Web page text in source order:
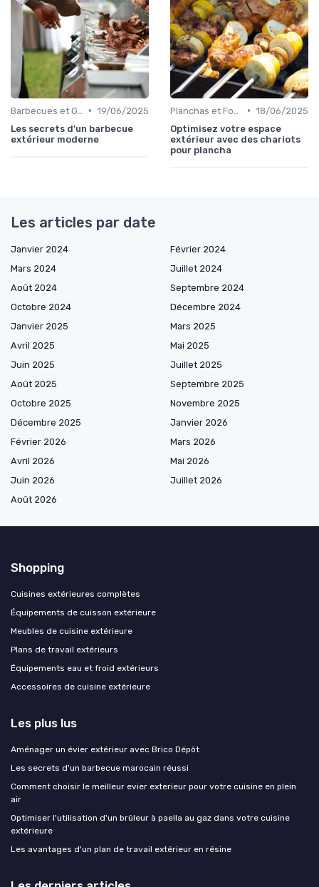
• 19/06/2025
Les secrets d'un barbecue
extérieur moderne
• 18/06/2025
Optimisez votre espace
extérieur avec des chariots
pour plancha
Les articles par date
Janvier 2024
Février 2024
Mars 2024
Juillet 2024
Août 2024
Septembre 2024
Octobre 2024
Décembre 2024
Janvier 2025
Mars 2025
Avril 2025
Mai 2025
Juin 2025
Juillet 2025
Août 2025
Septembre 2025
Octobre 2025
Novembre 2025
Décembre 2025
Janvier 2026
Février 2026
Mars 2026
Avril 2026
Mai 2026
Juin 2026
Juillet 2026
Août 2026
Shopping
Cuisines extérieures complètes
Équipements de cuisson extérieure
Meubles de cuisine extérieure
Plans de travail extérieurs
Équipements eau et froid extérieurs
Accessoires de cuisine extérieure
Les plus lus
Aménager un évier extérieur avec Brico Dépôt
Les secrets d'un barbecue marocain réussi
Comment choisir le meilleur evier exterieur pour votre cuisine en plein
air
Optimiser l'utilisation d'un brûleur à paella au gaz dans votre cuisine
extérieure
Les avantages d'un plan de travail extérieur en résine